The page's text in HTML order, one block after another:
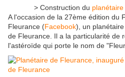
> Construction du
A l'occasion de la 27ème édition du
Fleurance (Facebook), un
de Fleurance. Il a la particularité de
l'astéroïde qui porte le nom de